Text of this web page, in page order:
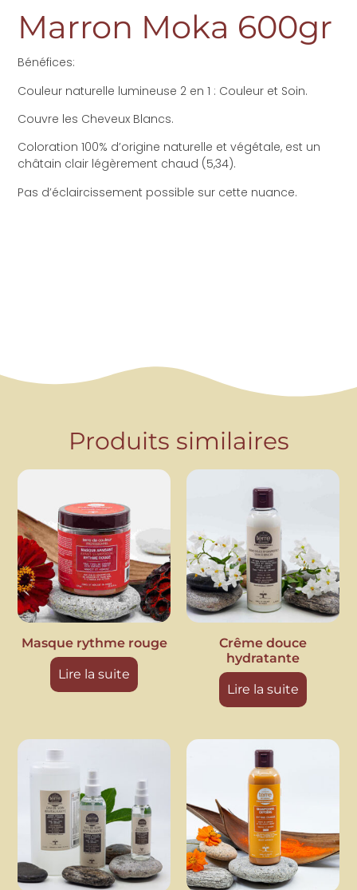
Marron Moka 600gr
Bénéfices:
Couleur naturelle lumineuse 2 en 1 : Couleur et Soin.
Couvre les Cheveux Blancs.
Coloration 100% d’origine naturelle et végétale, est un
châtain clair légèrement chaud (5,34).
Pas d’éclaircissement possible sur cette nuance.
Produits similaires
Masque rythme rouge
Lire la suite
Crême douce
hydratante
Lire la suite